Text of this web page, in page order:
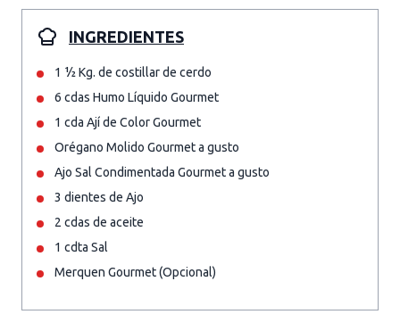
INGREDIENTES
1 ½ Kg. de costillar de cerdo
6 cdas Humo Líquido Gourmet
1 cda Ají de Color Gourmet
Orégano Molido Gourmet a gusto
Ajo Sal Condimentada Gourmet a gusto
3 dientes de Ajo
2 cdas de aceite
1 cdta Sal
Merquen Gourmet (Opcional)